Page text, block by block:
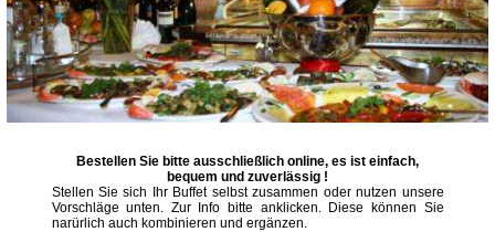
Bestellen Sie bitte ausschließlich online, es ist einfach,
bequem und zuverlässig !
Stellen Sie sich Ihr Buffet selbst zusammen oder nutzen unsere
Vorschläge unten. Zur Info bitte anklicken. Diese können Sie
narürlich auch kombinieren und ergänzen.